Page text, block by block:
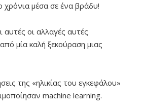
χρόνια μέσα σε ένα βράδυ!
αυτές οι αλλαγές αυτές
μία καλή ξεκούραση μιας
της «ηλικίας του εγκεφάλου»
machine learning.